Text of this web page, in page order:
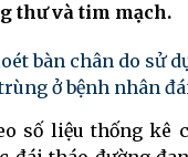
thư và tim mạch.
bàn chân do sử
ở bệnh nhân
số liệu thống kê